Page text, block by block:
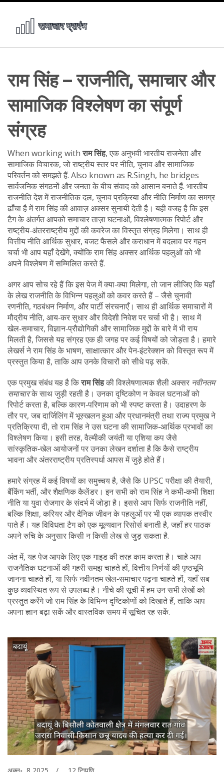
राम सिंह – राजनीति, समाचार और
सामाजिक विश्लेषण का संपूर्ण
संग्रह
When working withराम सिंह, एक अनुभवी भारतीय राजनेता और
सामाजिक विचारक, जो राष्ट्रीय स्तर पर नीति, चुनाव और सामाजिक
परिवर्तन को समझते हैं. Also known as R.Singh, he bridges
सार्वजनिक संगठनों और जनता के बीच संवाद को आसान बनाते हैं. भारतीय
राजनीतिदेश में राजनीतिक दल, चुनाव प्रक्रिया और नीति निर्माण का समग्र
ढाँचा हैमें राम सिंह की आवाज़ अक्सर सुनायी देती है। यही वजह है कि इस
टैग के अंतर्गत आपकोसमाचारताज़ा घटनाओं, विश्लेषणात्मक रिपोर्ट और
राष्ट्रीय‑अंतरराष्ट्रीय मुद्दों की कवरेजका विस्तृत संग्रह मिलेगा। साथ ही
वित्तीय नीतिआर्थिक सुधार, बजट फैसले और कराधान में बदलाव पर गहन
चर्चाभी आप यहाँ देखेंगे, क्योंकि राम सिंह अक्सर आर्थिक पहलुओं को भी
अपने विश्लेषण में सम्मिलित करते हैं.
अगर आप सोच रहे हैं कि इस पेज में क्या‑क्या मिलेगा, तो जान लीजिए कि यहाँ
के लेख राजनीति के विभिन्न पहलुओं को कवर करते हैं – जैसे चुनावी
रणनीति, गठबंधन निर्माण, और पार्टी संरचनाएँ। साथ ही आर्थिक समाचारों में
मौद्रीय नीति, आय‑कर सुधार और विदेशी निवेश पर चर्चा भी है। साथ में
खेल‑समाचार, विज्ञान‑प्रौद्योगिकी और सामाजिक मुद्दों के बारे में भी राय
मिलती है, जिससे यह संग्रह एक ही जगह पर कई विषयों को जोड़ता है। हमारे
लेखर्स ने राम सिंह के भाषण, साक्षात्कार और पेन‑इंटरेक्शन को विस्तृत रूप में
प्रस्तुत किया है, ताकि आप उनके विचारों को सीधे पढ़ सकें.
एक प्रमुख संबंध यह है किराम सिंहकी विश्लेषणात्मक शैली अक्सर नवीनतम
समाचारके साथ जुड़ी रहती है। उनका दृष्टिकोण न केवल घटनाओं को
रिपोर्ट करता है, बल्कि कारण‑परिणाम को भी स्पष्ट करता है। उदाहरण के
तौर पर, जब दार्जिलिंग में भूस्खलन हुआ और प्रधानमंत्री तथा राज्य प्रमुख ने
प्रतिक्रिया दी, तो राम सिंह ने उस घटना की सामाजिक‑आर्थिक प्रभावों का
विश्लेषण किया। इसी तरह, वैल्मीकी जयंती या एशिया कप जैसे
सांस्कृतिक‑खेल आयोजनों पर उनका लेखन दर्शाता है कि कैसे राष्ट्रीय
भावना और अंतरराष्ट्रीय प्रतिस्पर्धा आपस में जुड़े होते हैं।
हमारे संग्रह में कई विषयों का समुच्चय है, जैसे कि UPSC परीक्षा की तैयारी,
बैंकिंग भर्ती, और शैक्षणिक कैलेंडर। इन सभी को राम सिंह ने कभी‑कभी शिक्षा
नीति या युवा रोजगार के संदर्भ में जोड़ा है। इससे आप सिर्फ राजनीति नहीं,
बल्कि शिक्षा, करियर और दैनिक जीवन के पहलुओं पर भी एक व्यापक तस्वीर
पाते हैं। यह विविधता टैग को एक मूल्यवान रिसोर्स बनाती है, जहाँ हर पाठक
अपने रुचि के अनुसार किसी न किसी लेख से जुड़ सकता है.
अंत में, यह पेज आपके लिए एक गाइड की तरह काम करता है। चाहे आप
राजनैतिक घटनाओं की गहरी समझ चाहते हों, वित्तीय निर्णयों की पृष्ठभूमि
जानना चाहते हों, या सिर्फ नवीनतम खेल‑समाचार पढ़ना चाहते हों, यहाँ सब
कुछ व्यवस्थित रूप से उपलब्ध है। नीचे की सूची में हम उन सभी लेखों को
प्रस्तुत करेंगे जो राम सिंह के विभिन्न दृष्टिकोणों को दिखाते हैं, ताकि आप
अपना ज्ञान बढ़ा सकें और वास्तविक समय में सूचित रह सकें.